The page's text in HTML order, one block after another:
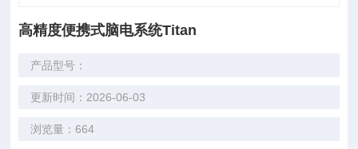
高精度便携式脑电系统Titan
产品型号：
更新时间：2026-06-03
浏览量：664